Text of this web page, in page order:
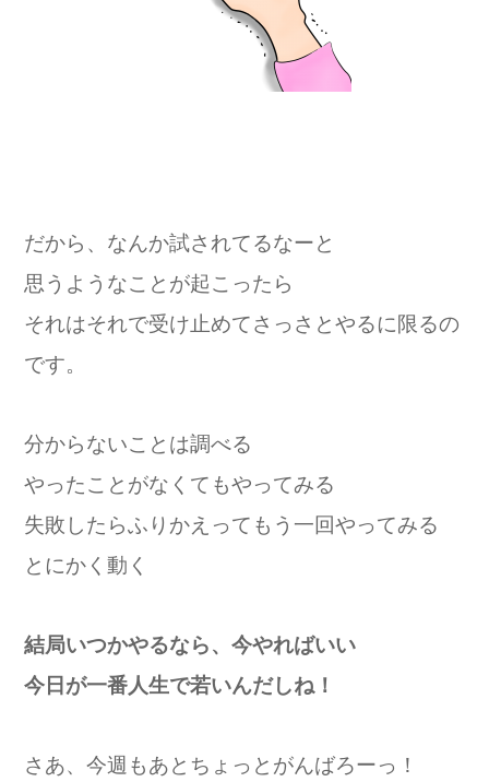
だから、なんか試されてるなーと
思うようなことが起こったら
それはそれで受け止めてさっさとやるに限るの
です。
分からないことは調べる
やったことがなくてもやってみる
失敗したらふりかえってもう一回やってみる
とにかく動く
結局いつかやるなら、今やればいい
今日が一番人生で若いんだしね！
さあ、今週もあとちょっとがんばろーっ！